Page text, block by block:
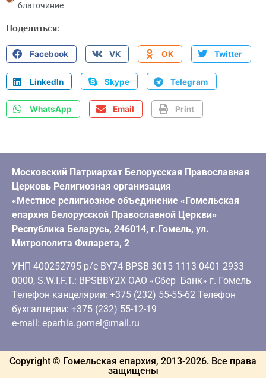
благочиние
Поделиться:
Facebook VK OK Twitter
LinkedIn Skype Telegram
WhatsApp Email Print
Московский Патриархат Белорусская Православная
Церковь Религиозная организация
«Местное религиозное объединение «Гомельская
епархия Белорусской Православной Церкви»
Республика Беларусь, 246014, г.Гомель, ул.
Митрополита Филарета, 2
УНП 400252795 р/с BY74 BPSB 3015 1113 0401 2933
0000, S.W.I.F.T.: BPSBBY2X ОАО «Сбер Банк» г. Гомель
Телефон канцелярии: +375 (232) 55-55-62 Телефон
бухгалтерии: +375 (232) 55-12-19
e-mail: eparhia.gomel@mail.ru
Copyright © Гомельская епархия, 2013-2026. Все права
защищены